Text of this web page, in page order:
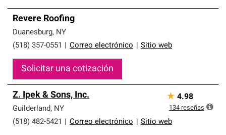
Revere Roofing
Duanesburg, NY
(518) 357-0551
Correo electrónico Sitio web
Solicitar una cotización
Z. Ipek & Sons, Inc.
Guilderland, NY
(518) 482-5421
Correo electrónico Sitio web
★ 4.98
134 reseñas